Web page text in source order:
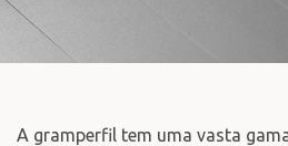
A gramperfil tem uma vasta